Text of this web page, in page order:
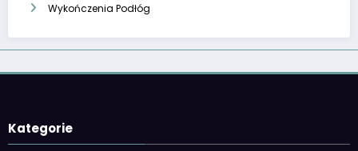
Wykończenia Podłóg
Kategorie